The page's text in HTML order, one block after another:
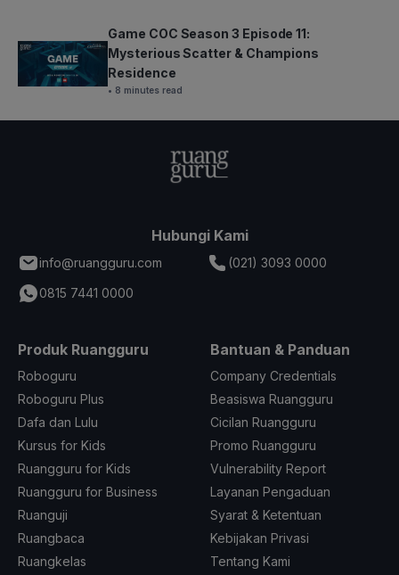
Game COC Season 3 Episode 11:
Mysterious Scatter & Champions
Residence
• 8 minutes read
Hubungi Kami
info@ruangguru.com
(021) 3093 0000
0815 7441 0000
Produk Ruangguru
Roboguru
Roboguru Plus
Dafa dan Lulu
Kursus for Kids
Ruangguru for Kids
Ruangguru for Business
Ruanguji
Ruangbaca
Ruangkelas
Bantuan & Panduan
Company Credentials
Beasiswa Ruangguru
Cicilan Ruangguru
Promo Ruangguru
Vulnerability Report
Layanan Pengaduan
Syarat & Ketentuan
Kebijakan Privasi
Tentang Kami